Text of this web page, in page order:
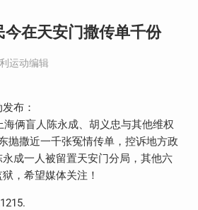
今在天安门撒传单千份
运动编辑
布：
海俩盲人陈永成、胡义忠与其他维权
抛撒近一千张冤情传单，控诉地方政
成一人被留置天安门分局，其他六
，希望媒体关注！